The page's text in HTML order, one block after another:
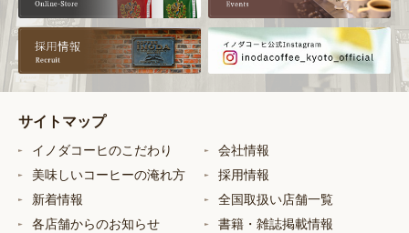
サイトマップ
イノダコーヒのこだわり
美味しいコーヒーの淹れ方
新着情報
各店舗からのお知らせ
会社情報
採用情報
全国取扱い店舗一覧
書籍・雑誌掲載情報